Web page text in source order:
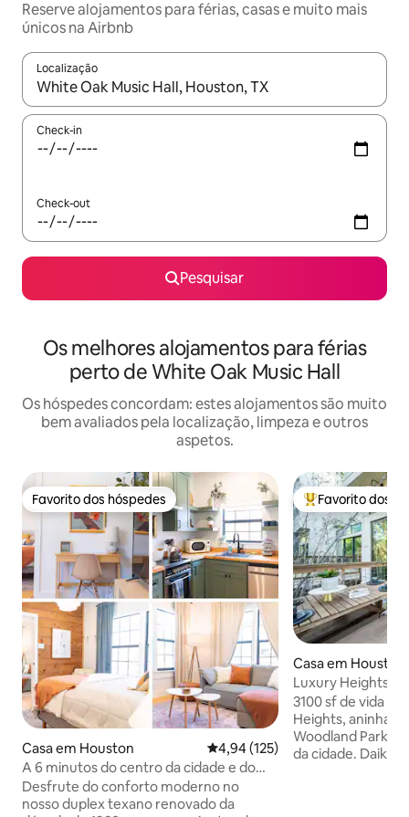
Reserve alojamentos para férias, casas e muito mais
únicos na Airbnb
Localização
Quando os resultados estiverem disponíveis, navegue com
Check-in
Check-out
Pesquisar
Os melhores alojamentos para férias
perto de White Oak Music Hall
Os hóspedes concordam: estes alojamentos são muito
bem avaliados pela localização, limpeza e outros
aspetos.
Favorito dos hóspedes
Favorito dos hóspedes
Casa em Houston Classificação média de 4,94 em
4,94 (125)
A 6 minutos do centro da cidade e do
Astros Park • Estacionamento privado
Desfrute do conforto moderno no
nosso duplex texano renovado da
Favoritos dos
Favorito dos
Casa em Houston
Luxury Heights
Top 5% na Airbnb
3100 sf de vida
Heights,
Woodland Park e
da cidade. Daikin Park, Toyota Ctr e GRB